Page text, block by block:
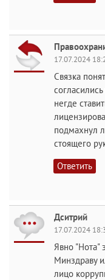
17.07.2024
Связка
негде
подмахнул
стоящего
Ответить
Дситрий
17.07.2024
Явно "Нота"
Минздраву
лицо